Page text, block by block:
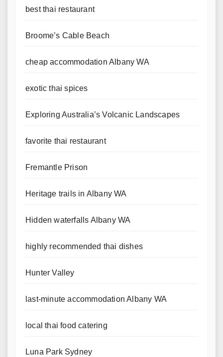
best thai restaurant
Broome’s Cable Beach
cheap accommodation Albany WA
exotic thai spices
Exploring Australia’s Volcanic Landscapes
favorite thai restaurant
Fremantle Prison
Heritage trails in Albany WA
Hidden waterfalls Albany WA
highly recommended thai dishes
Hunter Valley
last-minute accommodation Albany WA
local thai food catering
Luna Park Sydney